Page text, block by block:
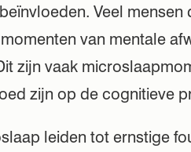
Veel
van mentale
zijn vaak
zijn op de cognitieve
leiden tot ernstige